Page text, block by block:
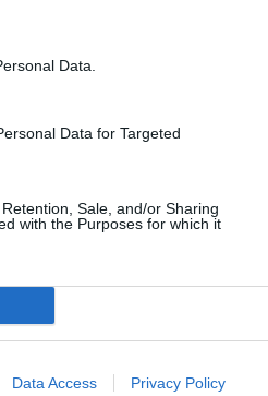
Data.
Data for Targeted
Sale, and/or Sharing
with the Purposes for which it
Data Access Privacy Policy